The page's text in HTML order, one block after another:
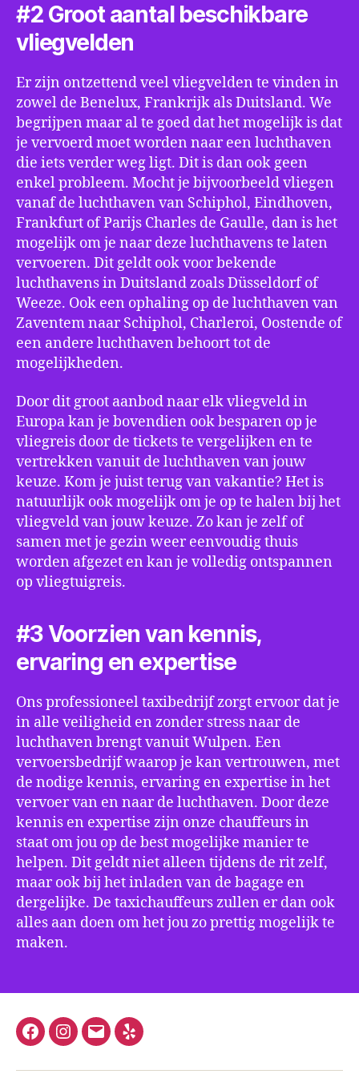
#2 Groot aantal beschikbare
vliegvelden
Er zijn ontzettend veel vliegvelden te vinden in
zowel de Benelux, Frankrijk als Duitsland. We
begrijpen maar al te goed dat het mogelijk is dat
je vervoerd moet worden naar een luchthaven
die iets verder weg ligt. Dit is dan ook geen
enkel probleem. Mocht je bijvoorbeeld vliegen
vanaf de luchthaven van Schiphol, Eindhoven,
Frankfurt of Parijs Charles de Gaulle, dan is het
mogelijk om je naar deze luchthavens te laten
vervoeren. Dit geldt ook voor bekende
luchthavens in Duitsland zoals Düsseldorf of
Weeze. Ook een ophaling op de luchthaven van
Zaventem naar Schiphol, Charleroi, Oostende of
een andere luchthaven behoort tot de
mogelijkheden.
Door dit groot aanbod naar elk vliegveld in
Europa kan je bovendien ook besparen op je
vliegreis door de tickets te vergelijken en te
vertrekken vanuit de luchthaven van jouw
keuze. Kom je juist terug van vakantie? Het is
natuurlijk ook mogelijk om je op te halen bij het
vliegveld van jouw keuze. Zo kan je zelf of
samen met je gezin weer eenvoudig thuis
worden afgezet en kan je volledig ontspannen
op vliegtuigreis.
#3 Voorzien van kennis,
ervaring en expertise
Ons professioneel taxibedrijf zorgt ervoor dat je
in alle veiligheid en zonder stress naar de
luchthaven brengt vanuit Wulpen. Een
vervoersbedrijf waarop je kan vertrouwen, met
de nodige kennis, ervaring en expertise in het
vervoer van en naar de luchthaven. Door deze
kennis en expertise zijn onze chauffeurs in
staat om jou op de best mogelijke manier te
helpen. Dit geldt niet alleen tijdens de rit zelf,
maar ook bij het inladen van de bagage en
dergelijke. De taxichauffeurs zullen er dan ook
alles aan doen om het jou zo prettig mogelijk te
maken.
FacebookInstagram
E-
Yelp